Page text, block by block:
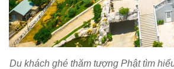
Du khách ghé thăm tượng Phật tìm